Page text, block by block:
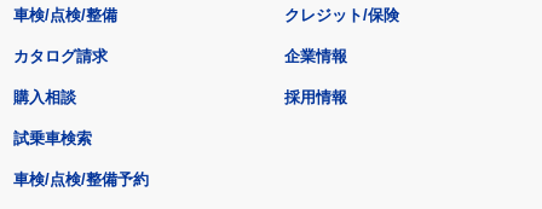
車検/点検/整備 クレジット/保険
カタログ請求
購入相談
試乗車検索
車検/点検/整備予約
企業情報
採用情報